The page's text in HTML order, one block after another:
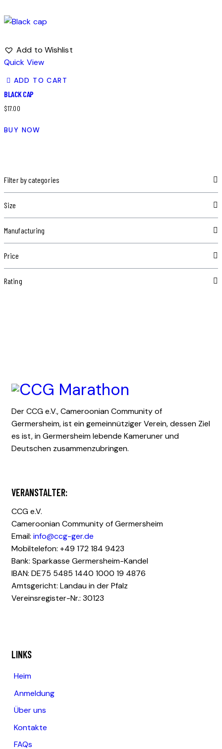
Add to Wishlist
Quick View
ADD TO CART
BLACK CAP
$17.00
BUY NOW
Filter by categories
Size
Manufacturing
Price
Rating
Der CCG e.V., Cameroonian Community of
Germersheim, ist ein gemeinnütziger Verein, dessen Ziel
es ist, in Germersheim lebende Kameruner und
Deutschen zusammenzubringen.
VERANSTALTER:
CCG e.V.
Cameroonian Community of Germersheim
Email: info@ccg-ger.de
Mobiltelefon: +49 172 184 9423
Bank: Sparkasse Germersheim-Kandel
IBAN: DE75 5485 1440 1000 19 4876
Amtsgericht: Landau in der Pfalz
Vereinsregister-Nr.: 30123
LINKS
Heim
Anmeldung
Über uns
Kontakte
FAQs